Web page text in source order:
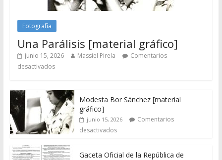
Fotografía
Una Parálisis [material gráfico]
junio 15, 2026 Massiel Pirela
Comentarios
desactivados
Modesta Bor Sánchez [material
gráfico]
junio 15, 2026
Comentarios
desactivados
Gaceta Oficial de la República de